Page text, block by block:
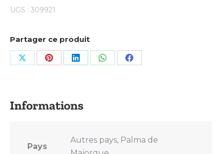
UGS : 309921
Partager ce produit
Share Share Share Share Share
Pays
Autres pays, Palma de